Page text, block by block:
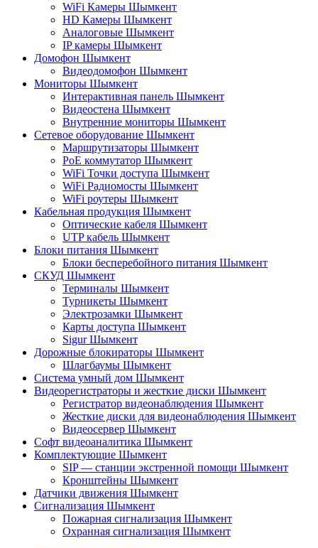
WiFi Камеры Шымкент
HD Камеры Шымкент
Аналоговые Шымкент
IP камеры Шымкент
Домофон Шымкент
Видеодомофон Шымкент
Мониторы Шымкент
Интерактивная панель Шымкент
Видеостена Шымкент
Внутренние мониторы Шымкент
Сетевое оборудование Шымкент
Маршрутизаторы Шымкент
PoE коммутатор Шымкент
WiFi Точки доступа Шымкент
WiFi Радиомосты Шымкент
WiFi роутеры Шымкент
Кабельная продукция Шымкент
Оптические кабеля Шымкент
UTP кабель Шымкент
Блоки питания Шымкент
Блоки бесперебойного питания Шымкент
СКУД Шымкент
Терминалы Шымкент
Турникеты Шымкент
Электрозамки Шымкент
Карты доступа Шымкент
Sigur Шымкент
Дорожные блокираторы Шымкент
Шлагбаумы Шымкент
Система умный дом Шымкент
Видеорегистраторы и жесткие диски Шымкент
Регистратор видеонаблюдения Шымкент
Жесткие диски для видеонаблюдения Шымкент
Видеосервер Шымкент
Софт видеоаналитика Шымкент
Комплектующие Шымкент
SIP — станции экстренной помощи Шымкент
Кронштейны Шымкент
Датчики движения Шымкент
Сигнализация Шымкент
Пожарная сигнализация Шымкент
Охранная сигнализация Шымкент